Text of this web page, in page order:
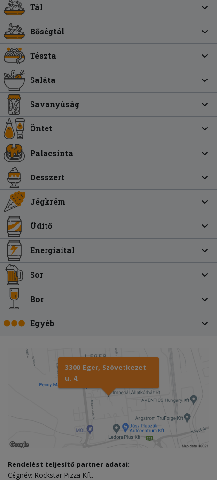
Tál
Bőségtál
Tészta
Saláta
Savanyúság
Öntet
Palacsinta
Desszert
Jégkrém
Üdítő
Energiaital
Sör
Bor
Egyéb
3300 Eger, Szövetkezet
u. 4.
Rendelést teljesítő partner adatai:
Cégnév: Rockstar Pizza Kft.